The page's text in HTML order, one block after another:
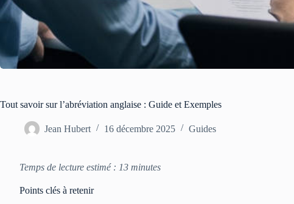
Tout savoir sur l’abréviation anglaise : Guide et Exemples
Jean Hubert 16 décembre 2025 Guides
Temps de lecture estimé : 13 minutes
Points clés à retenir